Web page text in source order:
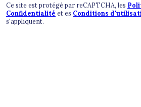
Ce site est protégé par reCAPTCHA, les
Confidentialité et es Conditions
s'appliquent.